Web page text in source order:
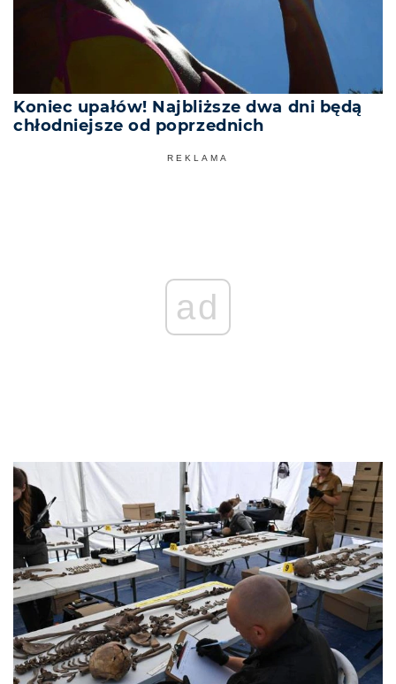
Koniec upałów! Najbliższe dwa dni będą
chłodniejsze od poprzednich
REKLAMA
ad